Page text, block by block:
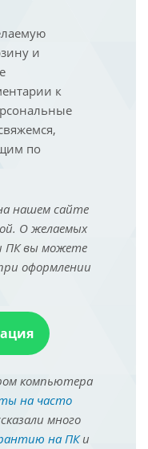
и
к
по
нашем сайте
О желаемых
ПК вы можете
оформлении
компьютера
на часто
много
на ПКи